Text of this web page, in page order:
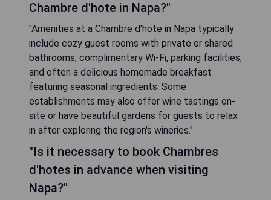
Chambre d'hote in Napa?"
"Amenities at a Chambre d'hote in Napa typically
include cozy guest rooms with private or shared
bathrooms, complimentary Wi-Fi, parking facilities,
and often a delicious homemade breakfast
featuring seasonal ingredients. Some
establishments may also offer wine tastings on-
site or have beautiful gardens for guests to relax
in after exploring the region's wineries."
"Is it necessary to book Chambres
d'hotes in advance when visiting
Napa?"